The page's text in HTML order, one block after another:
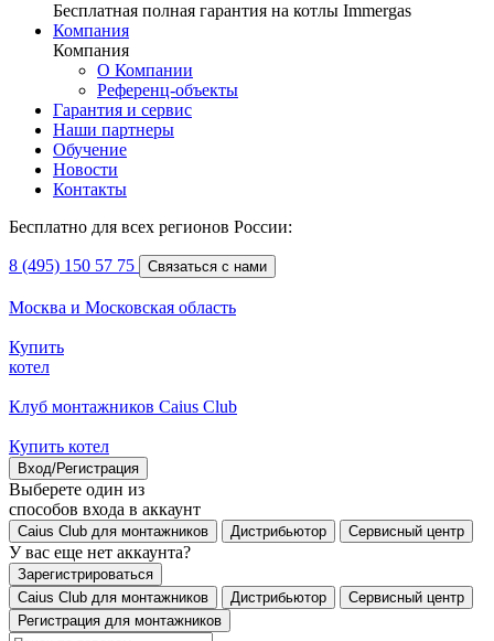
Бесплатная полная гарантия на котлы Immergas
Компания
Компания
О Компании
Референц-объекты
Гарантия и сервис
Наши партнеры
Обучение
Новости
Контакты
Бесплатно для всех регионов России:
8 (495) 150 57 75 Связаться с нами
Москва и Московская область
Купить
котел
Клуб монтажников Caius Club
Купить котел
Вход/Регистрация
Выберете один из
способов входа в аккаунт
Caius Club для монтажников Дистрибьютор Сервисный центр
У вас еще нет аккаунта?
Зарегистрироваться
Caius Club для монтажников
Дистрибьютор
Сервисный центр
Регистрация для монтажников